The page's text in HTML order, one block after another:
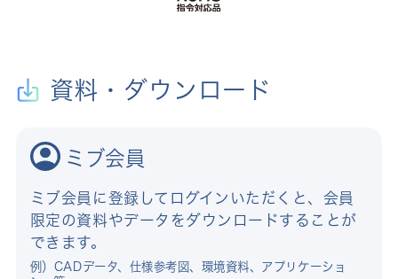
資料・ダウンロード
ミブ会員
ミブ会員に登録してログインいただくと、会員
限定の資料やデータをダウンロードすることが
できます。
例）CADデータ、仕様参考図、環境資料、アプリケーショ